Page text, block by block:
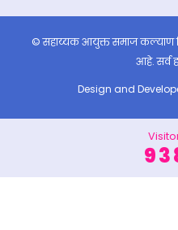
भारत सरकार शिष्यवृत्ती
+ अधिक माहिती
© सहाय्यक आयुक्त समाज कल्याण
आहे. सर्व
Design and